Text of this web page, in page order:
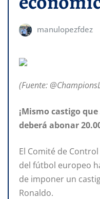
manulopezfdez
(Fuente:
¡Mismo castigo
deberá abonar
El Comité de
del fútbol europeo
de imponer un
Ronaldo.